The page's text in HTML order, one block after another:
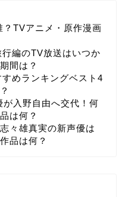
TVアニメ・原作漫画
編のTV放送はいつか
間は？
めランキングベスト4
入野自由へ交代！何
は何？
々雄真実の新声優は
品は何？